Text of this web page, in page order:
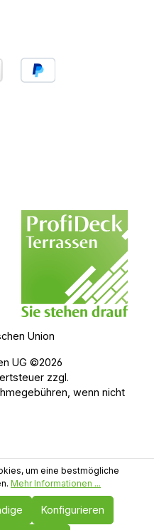
UG ©2026
zzgl.
wenn nicht
um eine bestmögliche
Mehr Informationen ...
Konfigurieren